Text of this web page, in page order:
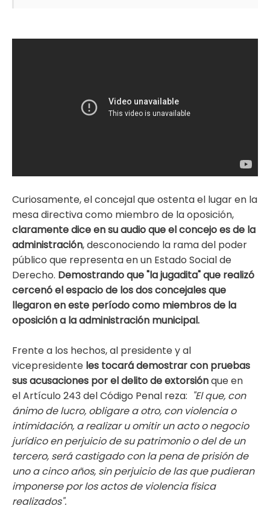
Curiosamente, el concejal que ostenta el lugar en la
mesa directiva como miembro de la oposición,
claramente dice en su audio que el concejo es de la
administración, desconociendo la rama del poder
público que representa en un Estado Social de
Derecho. Demostrando que "la jugadita" que realizó
cercenó el espacio de los dos concejales que
llegaron en este período como miembros de la
oposición a la administración municipal.
Frente a los hechos, al presidente y al
vicepresidente les tocará demostrar con pruebas
sus acusaciones por el delito de extorsiónque en
elArtículo 243 del Código Penal reza: "El que, con
ánimo de lucro, obligare a otro, con violencia o
intimidación, a realizar u omitir un acto o negocio
jurídico en perjuicio de su patrimonio o del de un
tercero, será castigado con la pena de prisión de
uno a cinco años, sin perjuicio de las que pudieran
imponerse por los actos de violencia física
realizados".